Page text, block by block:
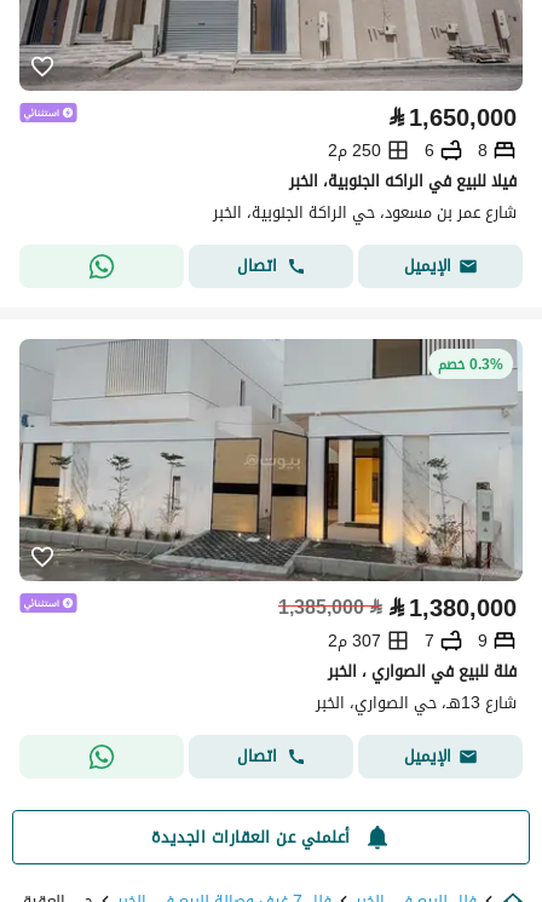
⃁1,650,000
8
6
250 م2
فيلا للبيع في الراكه الجنوبية، الخبر
شارع عمر بن مسعود، حي الراكة الجنوبية، الخبر
الإيميل
اتصال
0.3% خصم
⃁1,380,000
⃁
1,385,000
9
7
307 م2
فلة للبيع في الصواري ، الخبر
شارع 13هـ، حي الصواري، الخبر
الإيميل
اتصال
أعلمني عن العقارات الجديدة